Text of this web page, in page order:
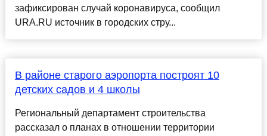
зафиксирован случай коронавируса, сообщил
URA.RU источник в городских стру...
В районе старого аэропорта построят 10
детских садов и 4 школы
Региональный департамент строительства
рассказал о планах в отношении территории